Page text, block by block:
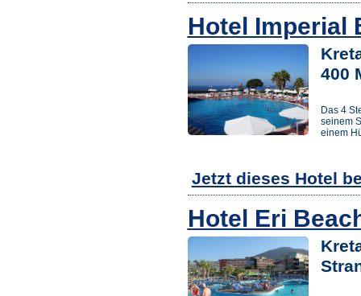
Hotel Imperial
400
Das 4
seinem
einem
Jetzt dieses Hotel
Hotel Eri